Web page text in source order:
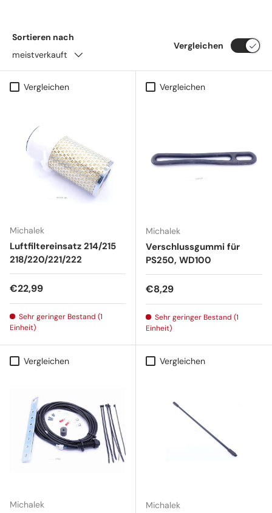
Sortieren nach
meistverkauft
Vergleichen
Vergleichen
Michalek
Luftfiltereinsatz 214/215
218/220/221/222
Normaler Preis
€22,99
Sehr geringer Bestand (1
Einheit)
Vergleichen
Michalek
Verschlussgummi für
PS250, WD100
Normaler Preis
€8,29
Sehr geringer Bestand (1
Einheit)
Vergleichen
Michalek
Vergleichen
Michalek